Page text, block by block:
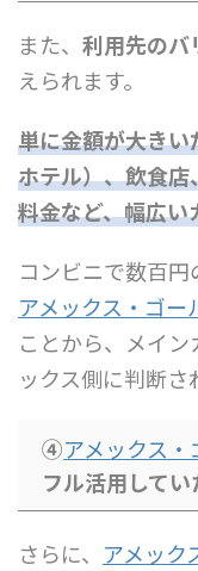
また、 利用先のバ
えられます。
単に金額が大き
ホテル）、飲食
料金など、幅広い
コンビニで数百
アメックス・ゴー
ことから、メイ
ックス側に判断さ
④アメックス
フル活用してい
さらに、 アメック